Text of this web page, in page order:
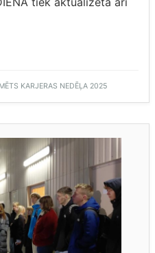
KARJERAS NEDĒĻA 2025